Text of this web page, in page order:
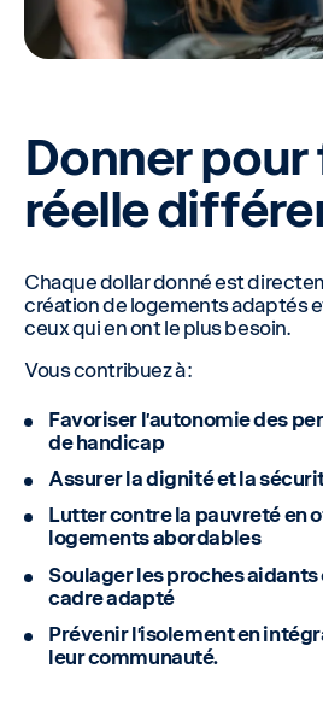
Donner pour
réelle
Chaque dollar donné est
création de logements adaptés
ceux qui en ont le plus besoin.
Vous contribuez à :
Favoriser l’autonomie des
de handicap
Assurer la dignité et la
Lutter contre la pauvreté en
logements abordables
Soulager les proches
cadre adapté
Prévenir l’isolement en
leur communauté.